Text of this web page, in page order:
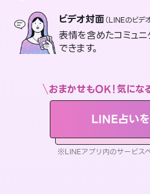
ビデオ対面（LINEのビデ
表情を含めたコミュ
できます。
おまかせもOK！気にな
LINE占い
※LINEアプリ内のサービス